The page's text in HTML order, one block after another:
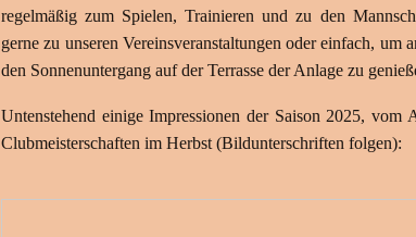
regelmäßig zum Spielen, Trainieren und zu den
gerne zu unseren Vereinsveranstaltungen oder einfach, um
den Sonnenuntergang auf der Terrasse der Anlage zu
Untenstehend einige Impressionen der Saison 2025, vom
Clubmeisterschaften im Herbst (Bildunterschriften folgen):